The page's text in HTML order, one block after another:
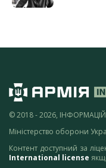
© 2018 - 2026,
Міністерство оборони
Контент доступний за
International license